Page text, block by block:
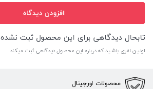
افزودن دیدگاه
تابحال دیدگاهی برای این محصول ثبت نشده
اولین نفری باشید که درباره این محصول دیدگاهی ثبت میکند
محصولات اورجینال